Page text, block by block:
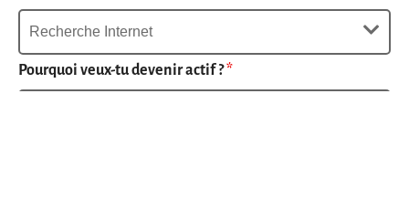
Pourquoi veux-tu devenir actif ?*